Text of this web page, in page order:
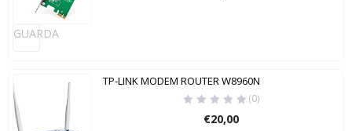
GUARDA
TP-LINK MODEM ROUTER W8960N
(0)
€20,00